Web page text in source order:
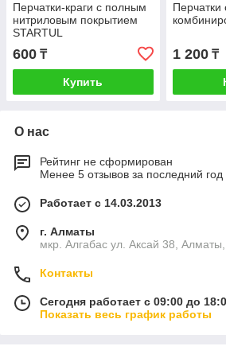
Перчатки-краги с полным
нитриловым покрытием
STARTUL
600 ₸
Купить
Перчатки
1 200₸
О нас
Рейтинг не сформирован
Менее 5 отзывов за последний год
Работает с 14.03.2013
г. Алматы
мкр. Алгабас ул. Аксай 38, Алматы,
Контакты
Сегодня работает с 09:00 до
Показать весь график работы